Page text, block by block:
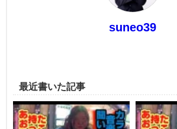
suneo39
最近書いた記事